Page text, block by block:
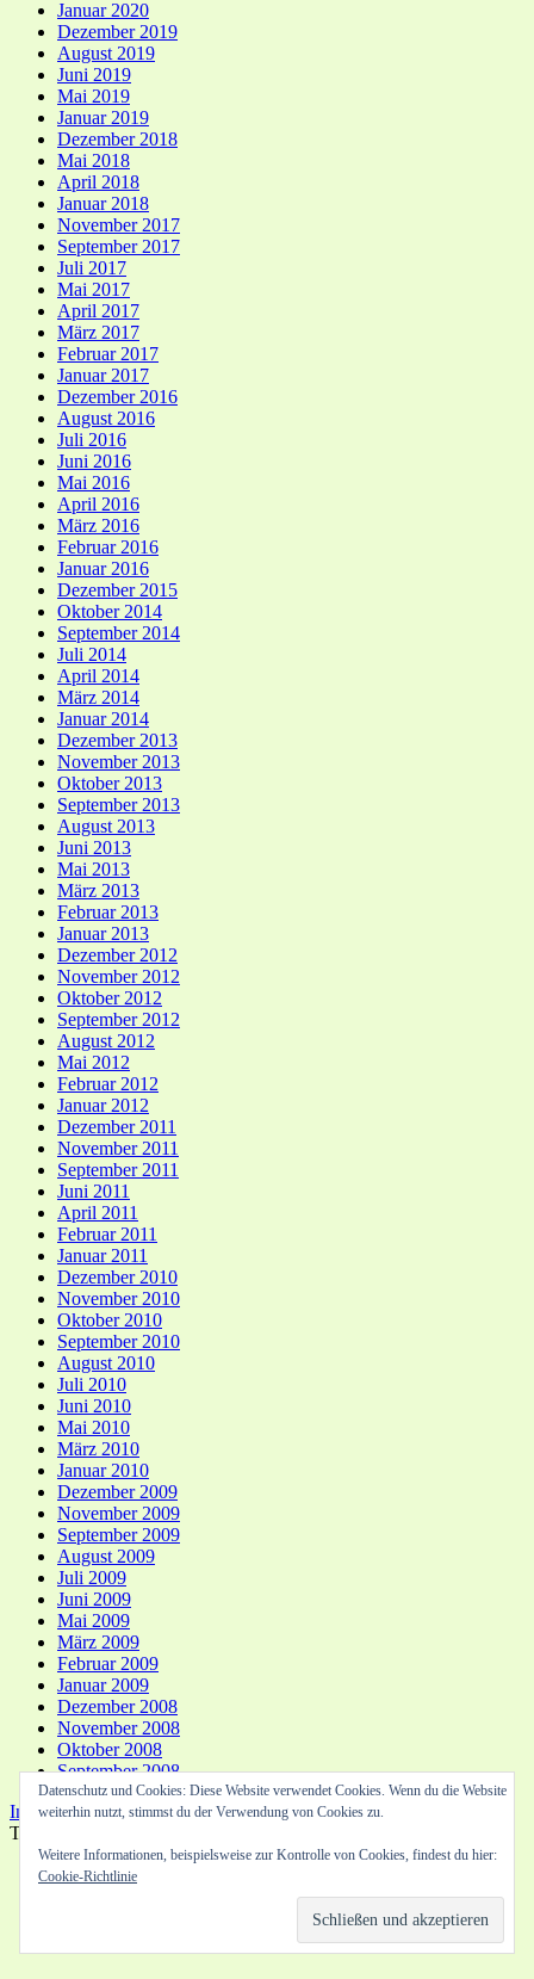
Januar 2020
Dezember 2019
August 2019
Juni 2019
Mai 2019
Januar 2019
Dezember 2018
Mai 2018
April 2018
Januar 2018
November 2017
September 2017
Juli 2017
Mai 2017
April 2017
März 2017
Februar 2017
Januar 2017
Dezember 2016
August 2016
Juli 2016
Juni 2016
Mai 2016
April 2016
März 2016
Februar 2016
Januar 2016
Dezember 2015
Oktober 2014
September 2014
Juli 2014
April 2014
März 2014
Januar 2014
Dezember 2013
November 2013
Oktober 2013
September 2013
August 2013
Juni 2013
Mai 2013
März 2013
Februar 2013
Januar 2013
Dezember 2012
November 2012
Oktober 2012
September 2012
August 2012
Mai 2012
Februar 2012
Januar 2012
Dezember 2011
November 2011
September 2011
Juni 2011
April 2011
Februar 2011
Januar 2011
Dezember 2010
November 2010
Oktober 2010
September 2010
August 2010
Juli 2010
Juni 2010
Mai 2010
März 2010
Januar 2010
Dezember 2009
November 2009
September 2009
August 2009
Juli 2009
Juni 2009
Mai 2009
März 2009
Februar 2009
Januar 2009
Dezember 2008
November 2008
Oktober 2008
September 2008
Datenschutz und Cookies: Diese Website verwendet Cookies. Wenn du die Website
weiterhin nutzt, stimmst du der Verwendung von Cookies zu.
Weitere Informationen, beispielsweise zur Kontrolle von Cookies, findest du hier:
Cookie-Richtlinie
In eigener Sache...Die Location Impressum Top ↑
Translate »